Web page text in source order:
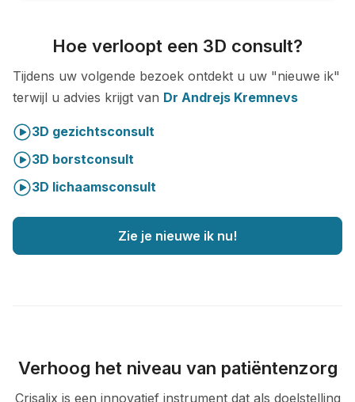
Hoe verloopt een 3D consult?
Tijdens uw volgende bezoek ontdekt u uw "nieuwe ik"
terwijl u advies krijgt van Dr Andrejs Kremnevs
3D gezichtsconsult
3D borstconsult
3D lichaamsconsult
Zie je nieuwe ik nu!
Verhoog het niveau van patiëntenzorg
Crisalix is een innovatief instrument dat als doelstelling